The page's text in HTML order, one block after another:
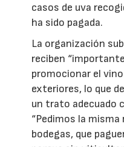
casos de uva
ha sido pagada.
La organización
reciben
promocionar el
exteriores, lo que
un trato adecuado
“Pedimos la
bodegas, que